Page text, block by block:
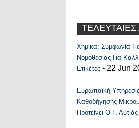
Χημικά: Συμφωνία
Νομοθεσίας Για
Ετικέτες - 22 Jun
Ευρωπαϊκή
Καθοδήγησης
Προτείνει Ο Γ. Αυτιάς